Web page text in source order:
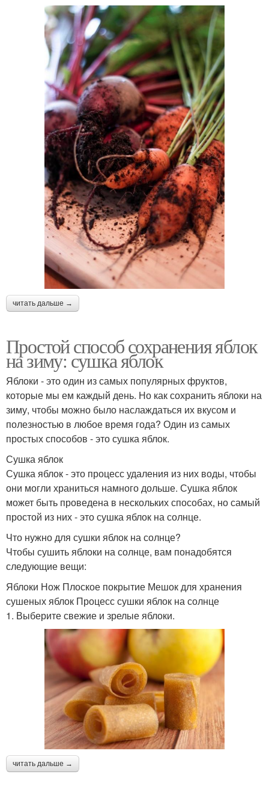
читать дальше →
Простой способ сохранения яблок
на зиму: сушка яблок
Яблоки - это один из самых популярных фруктов,
которые мы ем каждый день. Но как сохранить яблоки на
зиму, чтобы можно было наслаждаться их вкусом и
полезностью в любое время года? Один из самых
простых способов - это сушка яблок.
Сушка яблок
Сушка яблок - это процесс удаления из них воды, чтобы
они могли храниться намного дольше. Сушка яблок
может быть проведена в нескольких способах, но самый
простой из них - это сушка яблок на солнце.
Что нужно для сушки яблок на солнце?
Чтобы сушить яблоки на солнце, вам понадобятся
следующие вещи:
Яблоки Нож Плоское покрытие Мешок для хранения
сушеных яблок Процесс сушки яблок на солнце
1. Выберите свежие и зрелые яблоки.
читать дальше →